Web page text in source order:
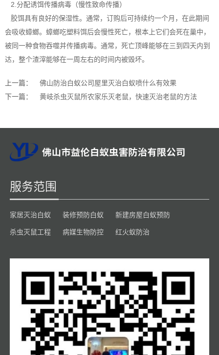
2.分配诱饵传播病毒（慢性致命传播）
胶饵具有良好的保湿性。通常，订购后可持续约一个月，在此期间
会吸收蟑螂。蟑螂吃塑料饵后会慢性死亡，根本上它们会死在巢中，
被同一种食物吞噬并传播病毒。通常，死亡顶峰能够在三到四天内到
达，整个渣滓能够在一周左右的时间内被毁坏。
上一篇：
佛山防治白蚁公司屋里灭治白蚁喷什么有效果
下一篇：
黄岐杀虫灭鼠所农家乐灭老鼠，快速灭治老鼠的方法
服务范围
家居灭治白蚁 装修预防白蚁 新建房屋白蚁预防
杀虫灭鼠工程 病媒生物防控 红火蚁防治